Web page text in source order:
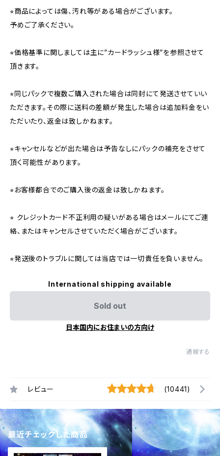
⭐︎商品によっては傷、汚れ等がある場合がございます。
予めご了承ください。
⭐︎価格基準に関しましては主に”カードラッシュ様”を参照させて
頂きます。
⭐︎同じパックで複数ご購入された場合は同封にて発送させていい
ただきます。その際に送料の差額が発生した場合は追加料金をい
ただいたり、返金は致しかねます。
⭐︎キャンセルなどが出た場合は予告なしにパックの補充をさせて
頂く可能性があります。
⭐︎お客様都合でのご購入後の返金は致しかねます。
⭐︎ クレジットカード不正利用の疑いがある場合はメールにてご連
絡、またはキャンセルさせていただく場合がございます。
⭐︎発送後のトラブルに関しては当店では一切責任を負いません。
International shipping available
Sold out
日本国内にお住まいの方向け
通報する
レビュー (10441)
最近チェックした商品